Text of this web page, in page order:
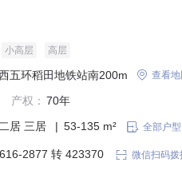
小高层 高层
五环稻田地铁站南200m  查看地
产权： 70年
二居 三居 | 53-135 m²  全部户型
2877 转 423370  微信扫码拨